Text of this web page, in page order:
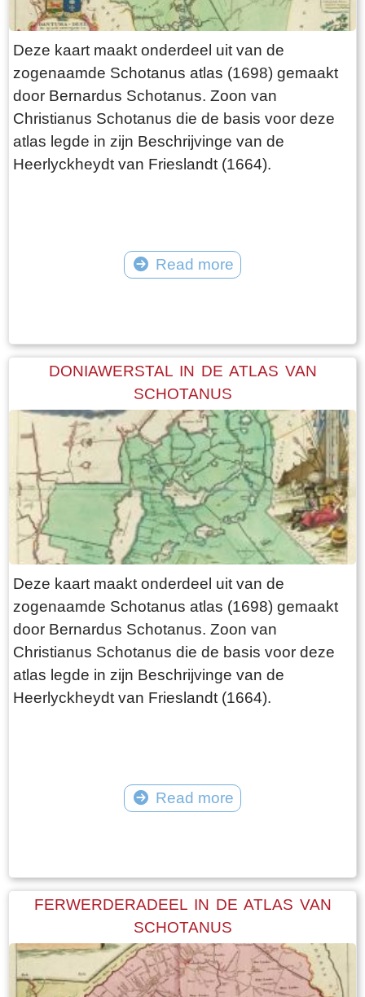
Deze kaart maakt onderdeel uit van de
zogenaamde Schotanus atlas (1698) gemaakt
door Bernardus Schotanus. Zoon van
Christianus Schotanus die de basis voor deze
atlas legde in zijn Beschrijvinge van de
Heerlyckheydt van Frieslandt (1664).
Read more
DONIAWERSTAL IN DE ATLAS VAN
SCHOTANUS
Deze kaart maakt onderdeel uit van de
zogenaamde Schotanus atlas (1698) gemaakt
door Bernardus Schotanus. Zoon van
Christianus Schotanus die de basis voor deze
atlas legde in zijn Beschrijvinge van de
Heerlyckheydt van Frieslandt (1664).
Read more
FERWERDERADEEL IN DE ATLAS VAN
SCHOTANUS